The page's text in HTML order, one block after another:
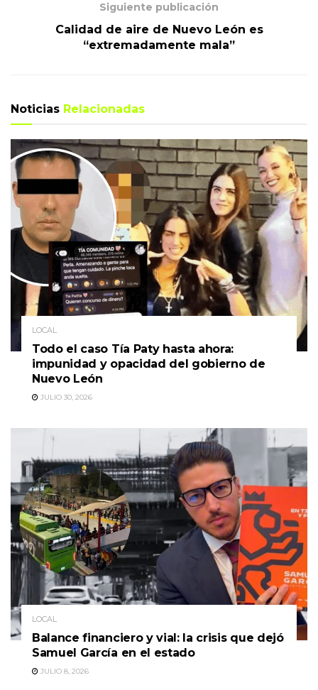
Siguiente publicación
Calidad de aire de Nuevo León es
“extremadamente mala”
Noticias Relacionadas
LOCAL
Todo el caso Tía Paty hasta ahora:
impunidad y opacidad del gobierno de
Nuevo León
JULIO 30, 2026
LOCAL
Balance financiero y vial: la crisis que dejó
Samuel García en el estado
JULIO 8, 2026